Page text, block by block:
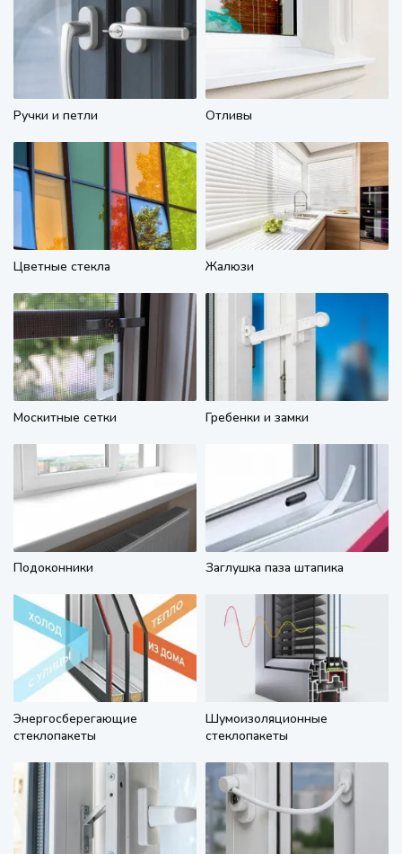
Ручки и петли Отливы
Цветные стекла Жалюзи
Москитные сетки Гребенки и замки
Подоконники Заглушка паза штапика
Энергосберегающие
стеклопакеты
Шумоизоляционные
стеклопакеты